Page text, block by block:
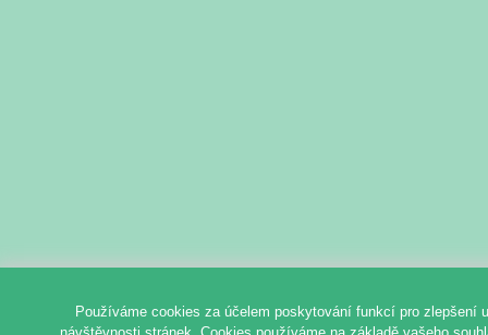
Používáme cookies za účelem poskytování funkcí pro zlepšení